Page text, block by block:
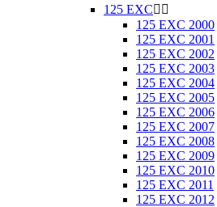
125 EXC 
125 EXC 2000
125 EXC 2001
125 EXC 2002
125 EXC 2003
125 EXC 2004
125 EXC 2005
125 EXC 2006
125 EXC 2007
125 EXC 2008
125 EXC 2009
125 EXC 2010
125 EXC 2011
125 EXC 2012